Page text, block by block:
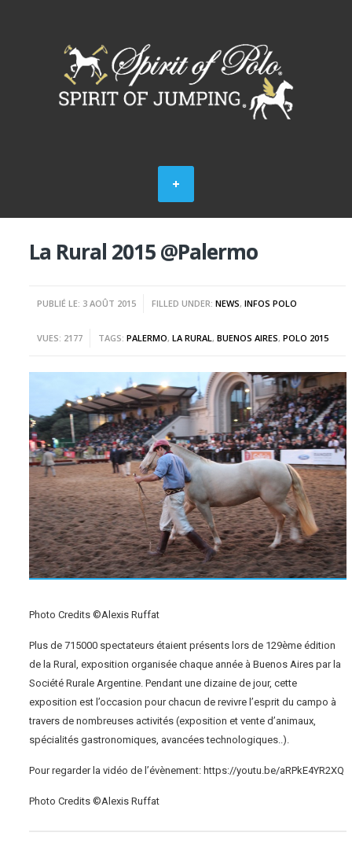
La Rural 2015 @Palermo
PUBLIÉ LE: 3 AOÛT 2015 FILLED UNDER:NEWS,INFOS POLO
VUES: 2177 TAGS:PALERMO,LA RURAL ,BUENOS AIRES,POLO 2015
Photo Credits ©Alexis Ruffat
Plus de 715000 spectateurs étaient présents lors de 129ème édition
de la Rural, exposition organisée chaque année à Buenos Aires par la
Société Rurale Argentine. Pendant une dizaine de jour, cette
exposition est l’occasion pour chacun de revivre l’esprit du campo à
travers de nombreuses activités (exposition et vente d’animaux,
spécialités gastronomiques, avancées technologiques..).
Pour regarder la vidéo de l’évènement: https://youtu.be/aRPkE4YR2XQ
Photo Credits ©Alexis Ruffat